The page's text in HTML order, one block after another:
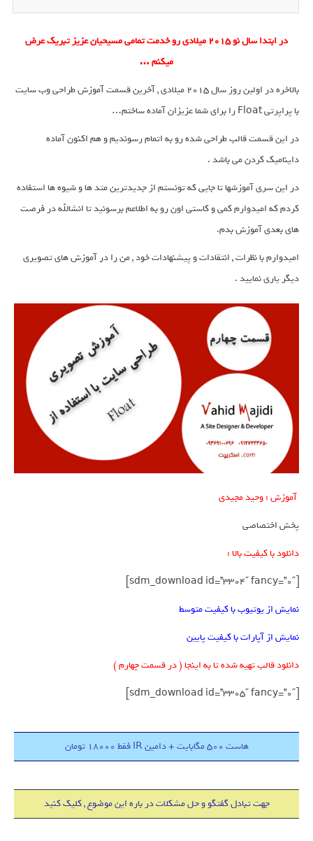
در ابتدا سال نو 2015 میلادی رو خدمت تمامی مسیحیان عزیز تبریک عرض
میکنم …
بالاخره در اولین روز سال 2015 میلادی , آخرین قسمت آموزش طراحی وب سایت
با پراپرتی Float را برای شما عزیزان آماده ساختم…
در این قسمت قالب طراحی شده رو به اتمام رسوندیم و هم اکنون آماده
داینامیک کردن می باشد .
در این سری آموزشها تا جایی که تونستم از جدیدترین متد ها و شیوه ها استفاده
کردم که امیدوارم کمی و کاستی اون رو به اطلاعم برسونید تا انشالله در فرصت
های بعدی آموزش بدم.
امیدوارم با نظرات , انتقادات و پیشنهادات خود , من را در آموزش های تصویری
دیگر یاری نمایید .
آموزش : وحید مجیدی
پخش اختصاصی
دانلود با کیفیت بالا :
نمایش از یوتیوب با کیفیت متوسط
نمایش از آپارات با کیفیت پایین
دانلود قالب تهیه شده تا به اینجا ( در قسمت چهارم )
هاست 500 مگابایت + دامین IR فقط 18000 تومان
جهت تبادل گفتگو و حل مشکلات در باره این موضوع , کلیک کنید